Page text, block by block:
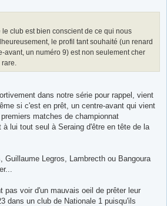
le club est bien conscient de ce qui nous
le profil tant souhaité (un renard
avant, un numéro 9) est non seulement cher
rare.
dans notre série pour rappel, vient
si c'est en prêt, un centre-avant qui vient
matches de championnat
à lui tout seul à Seraing d'être en tête de la
Guillaume Legros, Lambrecth ou Bangoura
pas voir d'un mauvais oeil de prêter leur
dans un club de Nationale 1 puisqu'ils